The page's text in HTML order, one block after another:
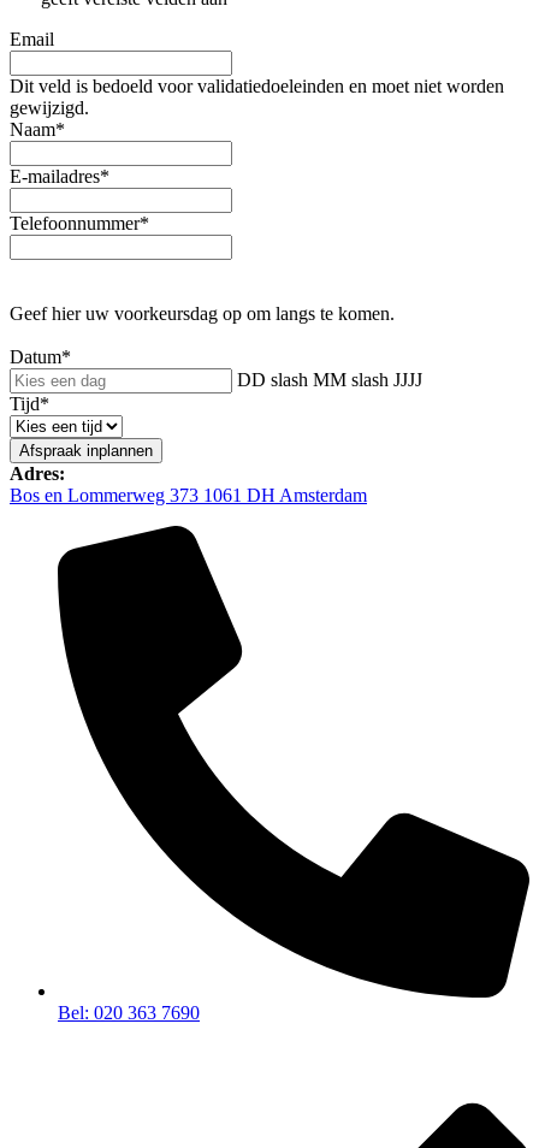
Email
Dit veld is bedoeld voor validatiedoeleinden en moet niet worden
gewijzigd.
Naam*
E-mailadres*
Telefoonnummer*
Geef hier uw voorkeursdag op om langs te komen.
Datum*
DD slash MM slash JJJJ
Tijd*
Adres:
Bos en Lommerweg 373 1061 DH Amsterdam
Bel: 020 363 7690